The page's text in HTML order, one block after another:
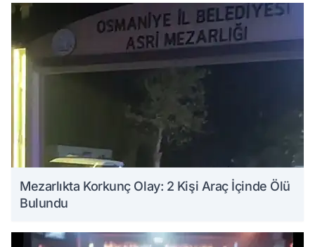
Mezarlıkta Korkunç Olay: 2 Kişi Araç İçinde Ölü
Bulundu